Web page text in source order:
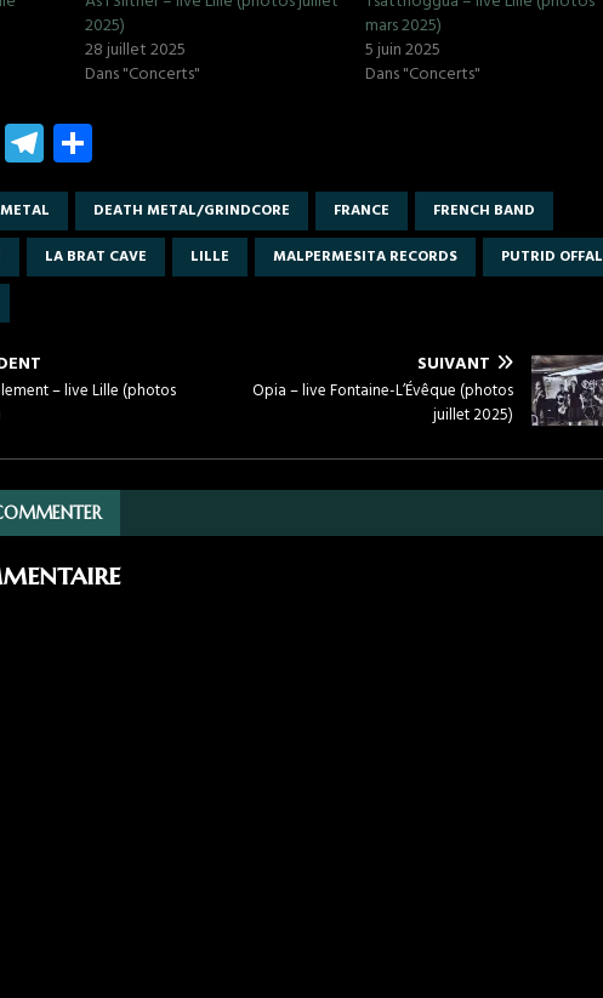
2025)
28 juillet 2025
Dans "Concerts"
mars 2025)
5 juin 2025
Dans "Concerts"
E T
el
e
gr
a
ar
ta
g
er
DEATH METAL/GRINDCORE FRANCE
FRENCH BAND
LA BRAT CAVE LILLE MALPERMESITA RECORDS
PUTRID OFFAL
– live Lille (photos
SUIVANT
Opia – live Fontaine-L’Évêque (photos
juillet 2025)